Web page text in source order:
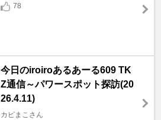
78
今日のiroiroあるあーる609 TK
Z通信～パワースポット探訪(20
26.4.11)
カピまこさん